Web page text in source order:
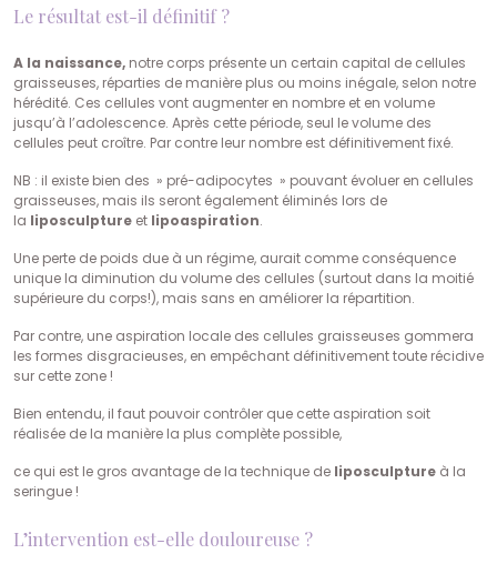
Le résultat est-il définitif ?
A la naissance, notre corps présente un certain capital de cellules
graisseuses, réparties de manière plus ou moins inégale, selon notre
hérédité. Ces cellules vont augmenter en nombre et en volume
jusqu’à l’adolescence. Après cette période, seul le volume des
cellules peut croître. Par contre leur nombre est définitivement fixé.
NB : il existe bien des » pré-adipocytes » pouvant évoluer en cellules
graisseuses, mais ils seront également éliminés lors de
la liposculpture et lipoaspiration.
Une perte de poids due à un régime, aurait comme conséquence
unique la diminution du volume des cellules (surtout dans la moitié
supérieure du corps!), mais sans en améliorer la répartition.
Par contre, une aspiration locale des cellules graisseuses gommera
les formes disgracieuses, en empêchant définitivement toute récidive
sur cette zone !
Bien entendu, il faut pouvoir contrôler que cette aspiration soit
réalisée de la manière la plus complète possible,
ce qui est le gros avantage de la technique de liposculpture à la
seringue !
L’intervention est-elle douloureuse ?